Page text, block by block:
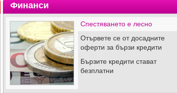
Финанси
Спестяването е лесно
Отървете се от досадните
оферти за бързи кредити
Бързите кредити стават
безплатни